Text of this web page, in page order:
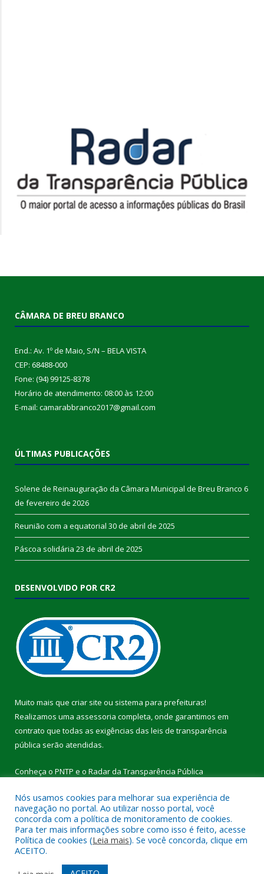
CÂMARA DE BREU BRANCO
End.: Av. 1º de Maio, S/N – BELA VISTA
CEP: 68488-000
Fone: (94) 99125-8378
Horário de atendimento: 08:00 às 12:00
E-mail: camarabbranco2017@gmail.com
ÚLTIMAS PUBLICAÇÕES
Solene de Reinauguração da Câmara Municipal de Breu Branco 6
de fevereiro de 2026
Reunião com a equatorial 30 de abril de 2025
Páscoa solidária 23 de abril de 2025
DESENVOLVIDO POR CR2
Muito mais que criar site ou sistema para prefeituras!
Realizamos uma assessoria completa, onde garantimos em
contrato que todas as exigências das leis de transparência
pública serão atendidas.
Conheça o PNTP e o Radar da Transparência Pública
Todos os direitos reservados a Câmara Municipal de Breu
Branco.
Nós usamos cookies para melhorar sua experiência de
navegação no portal. Ao utilizar nosso portal, você
concorda com a política de monitoramento de cookies.
Para ter mais informações sobre como isso é feito, acesse
Política de cookies (Leia mais). Se você concorda, clique em
ACEITO.